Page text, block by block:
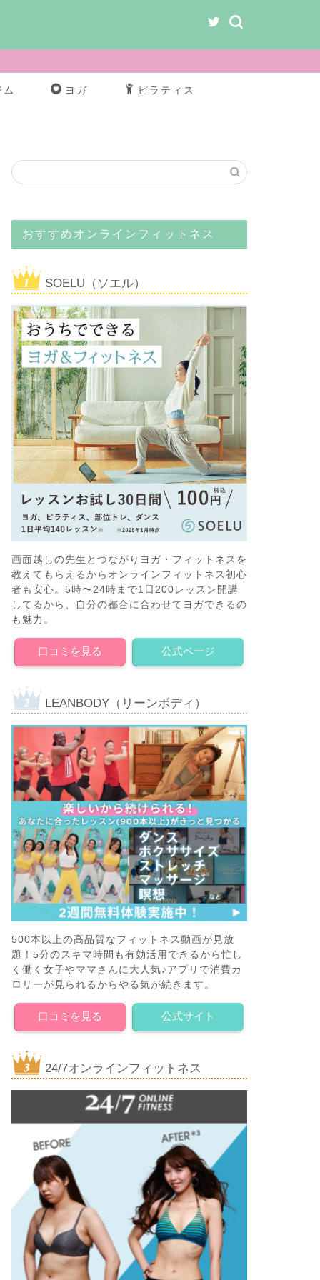
ヨガ ピラティス
おすすめオンラインフィットネス
SOELU（ソエル）
画面越しの先生とつながりヨガ・フィットネスを
教えてもらえるからオンラインフィットネス初心
者も安心。5時〜24時まで1日200レッスン開講
してるから、自分の都合に合わせてヨガできるの
も魅力。
口コミを見る 公式ページ
LEANBODY（リーンボディ）
500本以上の高品質なフィットネス動画が見放
題！5分のスキマ時間も有効活用できるから忙し
く働く女子やママさんに大人気♪アプリで消費カ
ロリーが見られるからやる気が続きます。
口コミを見る 公式サイト
24/7オンラインフィットネス